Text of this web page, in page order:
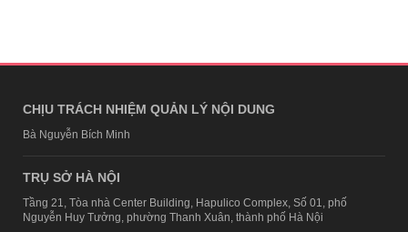
CHỊU TRÁCH NHIỆM QUẢN LÝ NỘI DUNG
Bà Nguyễn Bích Minh
TRỤ SỞ HÀ NỘI
Tầng 21, Tòa nhà Center Building, Hapulico Complex, Số 01, phố
Nguyễn Huy Tưởng, phường Thanh Xuân, thành phố Hà Nội